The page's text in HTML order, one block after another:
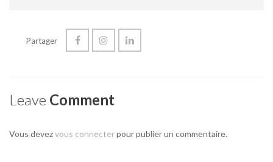
Partager
Leave Comment
Vous devezvous connecterpour publier un commentaire.